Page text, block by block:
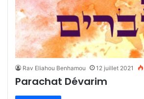
Rav Eliahou Benhamou 12 juillet 2021
Parachat Dévarim